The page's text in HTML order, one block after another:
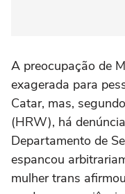
A preocupação de
exagerada para
Catar, mas,
(HRW), há
Departamento de
espancou
mulher trans